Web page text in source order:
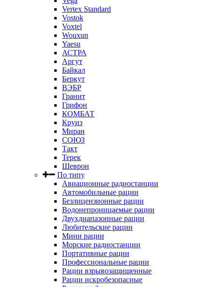
Vertex Standard
Vostok
Voxtel
Wouxun
Yaesu
АСТРА
Аргут
Байкал
Беркут
ВЭБР
Гранит
Грифон
КОМБАТ
Круиз
Миран
СОЮЗ
Такт
Терек
Шеврон
По типу
Авиационные радиостанции
Автомобильные рации
Безлицензионные рации
Водонепроницаемые рации
Двухдиапазонные рации
Любительские рации
Мини рации
Морские радиостанции
Портативные рации
Профессиональные рации
Рации взрывозащищенные
Рации искробезопасные